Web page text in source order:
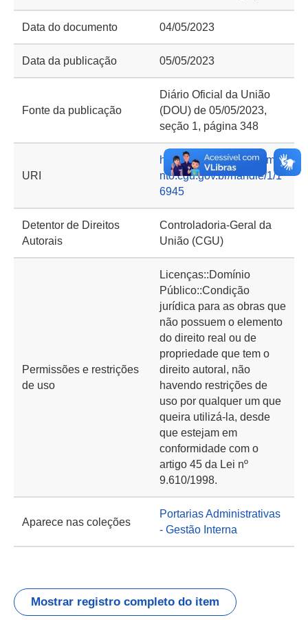
Data do documento 04/05/2023
Data da publicação 05/05/2023
Fonte da publicação
Diário Oficial da União
(DOU) de 05/05/2023,
seção 1, página 348
URI
https://basedeconhecime
nto.cgu.gov.br/handle/1/1
6945
Detentor de Direitos
Autorais
Controladoria-Geral da
União (CGU)
Permissões e restrições
de uso
Licenças::Domínio
Público::Condição
jurídica para as obras que
não possuem o elemento
do direito real ou de
propriedade que tem o
direito autoral, não
havendo restrições de
uso por qualquer um que
queira utilizá-la, desde
que estejam em
conformidade com o
artigo 45 da Lei nº
9.610/1998.
Aparece nas coleções
Portarias Administrativas
- Gestão Interna
Mostrar registro completo do item